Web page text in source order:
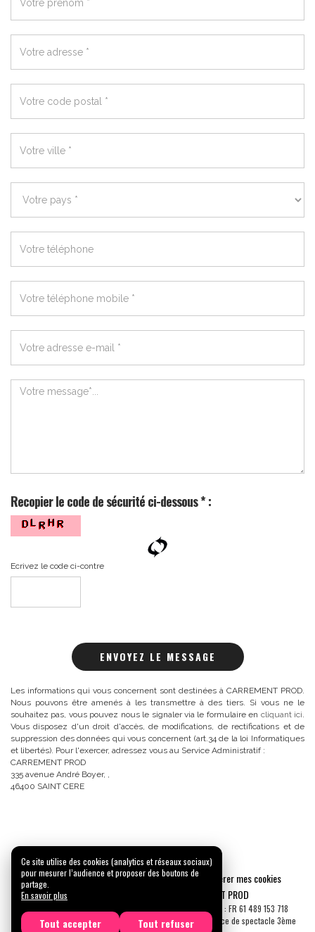
votre
prénom
*
adresse
*
code
postal
*
ville
*
téléphone
*
téléphone
mobile
*
de
votre
recherche
Votre
Recopier le code de sécurité ci-dessous * :
Ecrivez le code ci-contre
ENVOYEZ LE MESSAGE
Les informations qui vous concernent sont destinées à CARREMENT PROD.
Nous pouvons être amenés à les transmettre à des tiers. Si vous ne le
souhaitez pas, vous pouvez nous le signaler via le formulaire en cliquant ici.
Vous disposez d'un droit d'accès, de modifications, de rectifications et de
suppression des données qui vous concernent (art.34 de la loi Informatiques
et libertés). Pour l'exercer, adressez vous au Service Administratif :
CARREMENT PROD
335 avenue André Boyer, ,
46400 SAINT CERE
Mentions légales Confidentialité
Gérer mes cookies
Tous droits réservés © 2026 |
CARREMENT PROD
N° SIRET : 489 153 718 00031 - APE : 9001 Z - N° TVA Int. : FR 61 489 153 718
Licence de spectacle 2ème catégorie N°2-1048153 - Licence de spectacle 3ème
Ce site utilise des cookies (analytics et réseaux sociaux)
pour mesurer l’audience et proposer des boutons de
partage.
En savoir plus
Tout accepter Tout refuser